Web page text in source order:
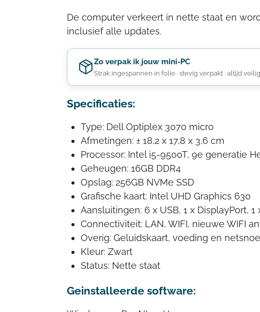
De computer verkeert in nette staat en
inclusief alle updates.
Zo verpak ik jouw mini-PC
Strak ingespannen in folie · stevig verpakt · altijd
Specificaties:
Type: Dell Optiplex 3070 micro
Afmetingen: ± 18,2 x 17,8 x 3,6 cm
Processor: Intel i5-9500T, 9e generatie
Geheugen: 16GB DDR4
Opslag: 256GB NVMe SSD
Grafische kaart: Intel UHD Graphics 630
Aansluitingen: 6 x USB, 1 x DisplayPort, 1
Connectiviteit: LAN, WIFI, nieuwe WIFI
Overig: Geluidskaart, voeding en
Kleur: Zwart
Status: Nette staat
Geinstalleerde software: